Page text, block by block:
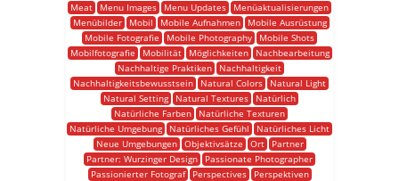
Meat
Menu Images Menu Updates
Menüaktualisierungen
Menübilder
Mobil Mobile Aufnahmen
Mobile Ausrüstung
Mobile Fotografie
Mobile Photography
Mobile Shots
Mobilfotografie
Mobilität Möglichkeiten
Nachbearbeitung
Nachhaltige Praktiken
Nachhaltigkeit
Nachhaltigkeitsbewusstsein
Natural Colors
Natural Light
Natural Setting
Natural Textures
Natürlich
Natürliche Farben
Natürliche Texturen
Natürliche Umgebung
Natürliches Gefühl
Natürliches Licht
Neue Umgebungen
Objektivsätze Ort
Partner
Partner: Wurzinger Design
Passionate Photographer
Passionierter Fotograf
Perspectives
Perspektiven